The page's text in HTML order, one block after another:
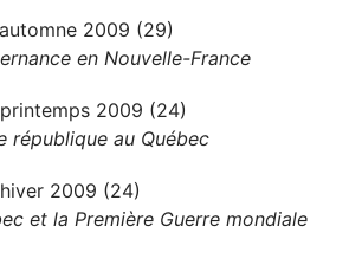
2009 (29)
en Nouvelle-France
2009 (24)
république au Québec
2009 (24)
et la Première Guerre mondiale